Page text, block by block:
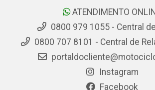
ATENDIMENTO
0800 979 1055 - Central
0800 707 8101 - Central de
Instagram
Facebook